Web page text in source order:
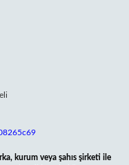
kurum veya şahıs şirketi ile